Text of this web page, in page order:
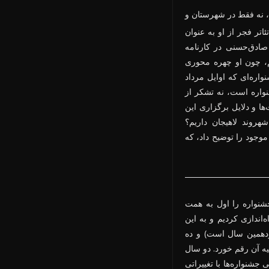
نه فقط در شهرستان و
فجر از او به عنوان
در کارنامه
چون او چهره محوری
که اوایل مرداد
است، نه تشکر از
و دلایل برگزاری این
لاهیجان داریم؟
را توضیح داد، که
را اول به همت
کردیم و به این
سال است) و ده
آن رقم خورد. دو سال
با تغییراتی